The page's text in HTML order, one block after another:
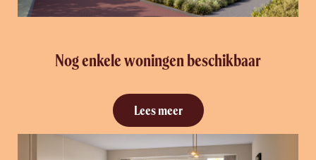
Nog enkele woningen beschikbaar
Lees meer